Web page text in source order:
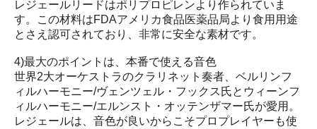
レジェールリードはポリプロピレンより作られていま
す。この材料はFDAアメリカ食品医薬品局より食用用途
とさえ認可されており、非常に安全な素材です。
4)最大のポイントは、本番で使える音色
世界2大オーケストラのクラリネット奏者、ベルリンフ
ィルハーモニー/ヴェンツェル・フックス氏とウィーンフ
ィルハーモニー/エルンスト・オッテンザマー氏が愛用。
レジェールは、音色が良いからこそプロプレイヤーも使